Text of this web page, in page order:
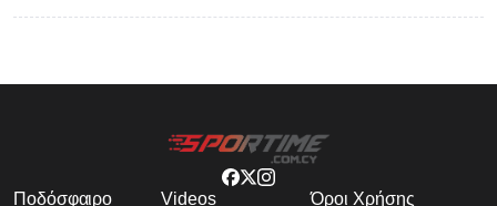
Ποδόσφαιρο Videos Όροι Χρήσης